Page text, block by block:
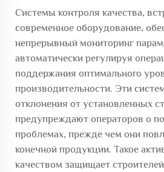
Системы контроля качества,
современное оборудование,
непрерывный мониторинг
автоматически регулируя
поддержания оптимального
производительности. Эти
отклонения от установленных
предупреждают операторов о
проблемах, прежде чем они
конечной продукции. Такое
качеством защищает